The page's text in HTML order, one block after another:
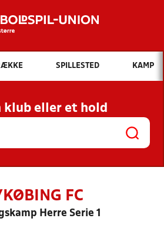
Hvad vil du søge efter?
INDHOLD OG NYHEDER
KLUBBER OG
HOLD
SPILLESTED KAMP
klub eller et hold
FC
Herre Serie 1